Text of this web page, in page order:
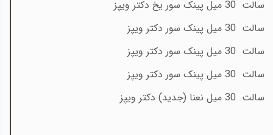
سالت 30 میل پینک سور یخ دکتر ویپز
سالت 30 میل پینک سور دکتر ویپز
سالت 30 میل پینک سور دکتر ویپز
سالت 30 میل پینک سور دکتر ویپز
سالت 30 میل نعنا (جدید) دکتر ویپز